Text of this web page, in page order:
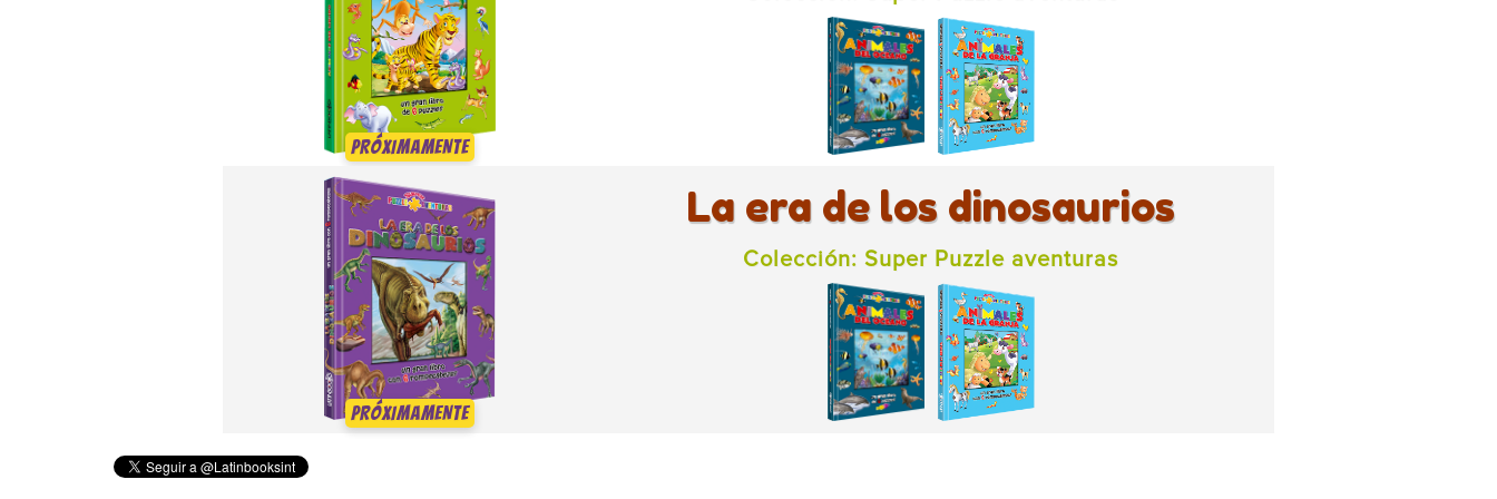
PRÓXIMAMENTE
PRÓXIMAMENTE
La era de los dinosaurios
Colección: Super Puzzle aventuras